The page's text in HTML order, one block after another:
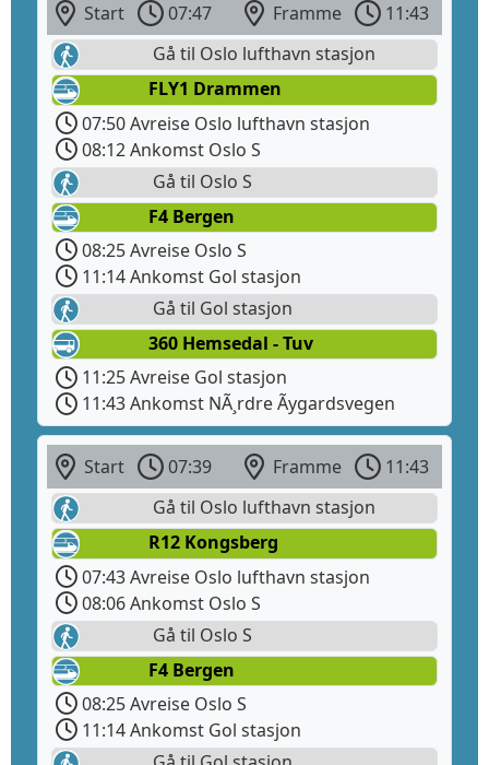
Start 07:47 Framme
11:43
Gå til Oslo lufthavn stasjon
FLY1 Drammen
07:50 Avreise Oslo lufthavn stasjon
08:12 Ankomst Oslo S
Gå til Oslo S
F4 Bergen
08:25 Avreise Oslo S
11:14 Ankomst Gol stasjon
Gå til Gol stasjon
360 Hemsedal - Tuv
11:25 Avreise Gol stasjon
11:43 Ankomst NÃ¸rdre Ãygardsvegen
Start 07:39 Framme
11:43
Gå til Oslo lufthavn stasjon
R12 Kongsberg
07:43 Avreise Oslo lufthavn stasjon
08:06 Ankomst Oslo S
Gå til Oslo S
F4 Bergen
08:25 Avreise Oslo S
11:14 Ankomst Gol stasjon